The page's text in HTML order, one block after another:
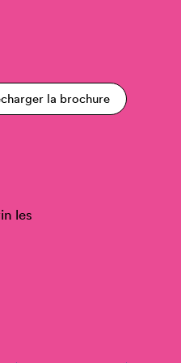
la brochure
les